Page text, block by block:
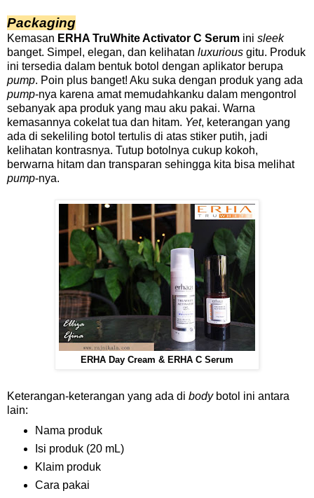
Packaging
Kemasan ERHA TruWhite Activator C Serum ini sleek
banget. Simpel, elegan, dan kelihatan luxurious gitu. Produk
ini tersedia dalam bentuk botol dengan aplikator berupa
pump. Poin plus banget! Aku suka dengan produk yang ada
pump-nya karena amat memudahkanku dalam mengontrol
sebanyak apa produk yang mau aku pakai. Warna
kemasannya cokelat tua dan hitam. Yet, keterangan yang
ada di sekeliling botol tertulis di atas stiker putih, jadi
kelihatan kontrasnya. Tutup botolnya cukup kokoh,
berwarna hitam dan transparan sehingga kita bisa melihat
pump-nya.
ERHA Day Cream & ERHA C Serum
Keterangan-keterangan yang ada di body botol ini antara
lain:
Nama produk
Isi produk (20 mL)
Klaim produk
Cara pakai